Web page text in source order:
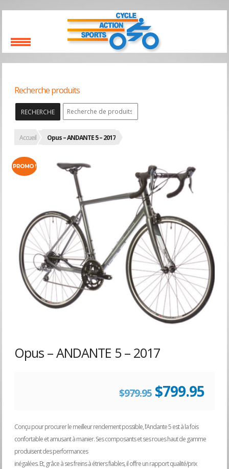
Recherche produits
RECHERCHE
Accueil Opus – ANDANTE 5 – 2017
PROMO !
Opus – ANDANTE 5 – 2017
$979.95 Le
prix
initial
$799.95Le
Conçu pour procurer le meilleur rendement possible, l’Andante 5 est à la fois
confortable et amusant à manier. Ses composants et ses roues haut de gamme
produisent des performances
inégalées. Et, grâce à ses freins à étriers fiables, il offre un rapport qualité/prix